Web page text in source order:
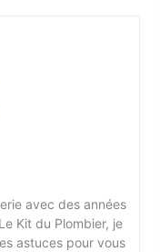
avec des années
Kit du Plombier, je
astuces pour vous